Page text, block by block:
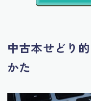
中古本せどり
かた